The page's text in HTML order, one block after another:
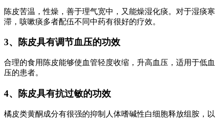
陈皮苦温，性燥，善于理气宽中，又能燥湿化痰。对于湿痰寒
滞，咳嗽痰多者配伍不同中药有很好的疗效。
3、陈皮具有调节血压的功效
合理的食用陈皮能够使血管轻度收缩，升高血压，适用于低血
压的患者。
4、陈皮具有抗过敏的功效
橘皮类黄酮成分有很强的抑制人体嗜碱性白细胞释放组胺，以